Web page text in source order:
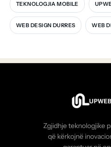
TEKNOLOGJIA MOBILE
WEB DESIGN DURRES WEB
Zgjidhje teknologjike
që kërkojnë